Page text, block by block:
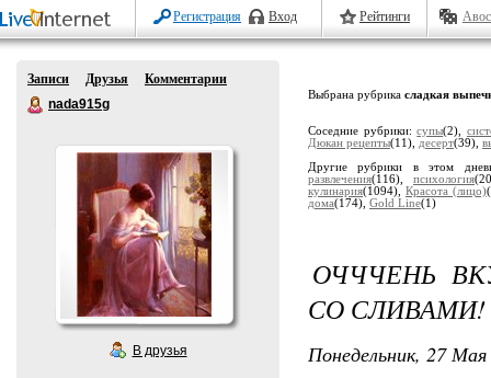
Регистрация Вход Рейтинги
Записи Друзья
Комментарии
nada915g
В друзья
Выбрана рубрика сладкая
Соседние рубрики:супы(2),
Дюкан рецепты(11), десерт(39),
Другие рубрики в этом
развлечения(116), психология
кулинария(1094), Красота (лицо)
дома(174), Gold Line(1)
ОЧЧЧЕНЬ
СО СЛИВАМИ!
Понедельник, 27